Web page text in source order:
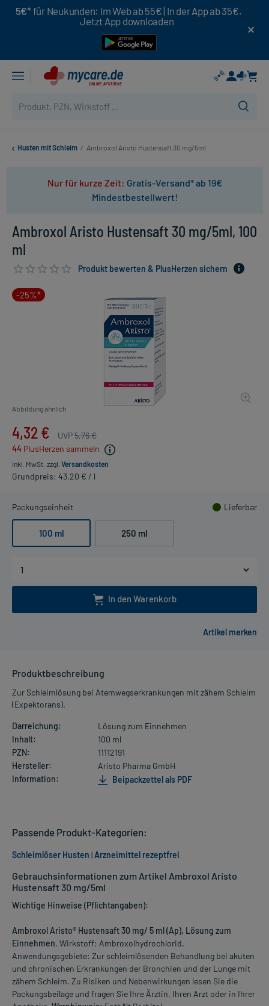
5€* für Neukunden: Im Web ab 55€ | In der App ab 35€.
Jetzt App downloaden
Husten mit Schleim / Ambroxol Aristo Hustensaft 30 mg/5ml
Nur für kurze Zeit: Gratis-Versand* ab 19€
Mindestbestellwert!
Ambroxol Aristo Hustensaft 30 mg/5ml, 100
ml
Produkt bewerten & PlusHerzen sichern
-25%*
Abbildung ähnlich
4,32 € UVP5,76 €
44 PlusHerzen sammeln
inkl. MwSt. zzgl. Versandkosten
Grundpreis: 43,20 € / l
Packungseinheit Lieferbar
100 ml 250 ml
In den Warenkorb
Produktbeschreibung
Zur Schleimlösung bei Atemwegserkrankungen mit zähem Schleim
(Expektorans).
Darreichung:
Lösung zum Einnehmen
Inhalt:
100 ml
PZN:
11112191
Hersteller:
Aristo Pharma GmbH
Information:
Beipackzettel als PDF
Gebrauchsinformationen zum Artikel Ambroxol Aristo
Hustensaft 30 mg/5ml
Wichtige Hinweise (Pflichtangaben):
Ambroxol Aristo® Hustensaft 30 mg/ 5 ml (Ap), Lösung zum
Einnehmen. Wirkstoff: Ambroxolhydrochlorid.
Anwendungsgebiete: Zur schleimlösenden Behandlung bei akuten
und chronischen Erkrankungen der Bronchien und der Lunge mit
zähem Schleim. Zu Risiken und Nebenwirkungen lesen Sie die
Packungsbeilage und fragen Sie Ihre Ärztin, Ihren Arzt oder in Ihrer
Passende Produkt-Kategorien:
Schleimlöser Husten |Arzneimittel rezeptfrei